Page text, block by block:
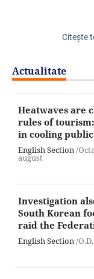
Citeşte
Actualitate
Heatwaves are
rules of
in cooling public
English Section/
august
Investigation
South Korean
raid the
English Section/